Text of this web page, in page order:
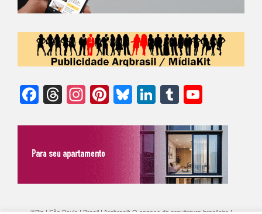
Facebook
Threads
Instagram
Pinterest
Bluesky
LinkedIn
Tumblr
©Biz | São Paulo | Brasil | Arqbrasil: O espaço da arquitetura brasileira |